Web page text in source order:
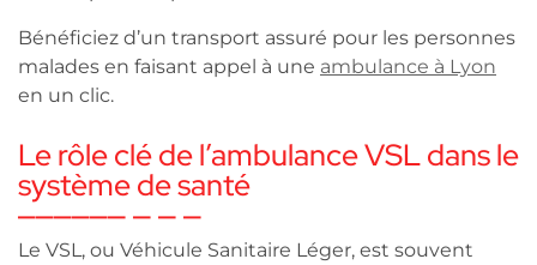
Bénéficiez d’un transport assuré pour les personnes
malades en faisant appel à une ambulance à Lyon
en un clic.
Le rôle clé de l’ambulance VSL dans le
système de santé
Le VSL, ou Véhicule Sanitaire Léger, est souvent